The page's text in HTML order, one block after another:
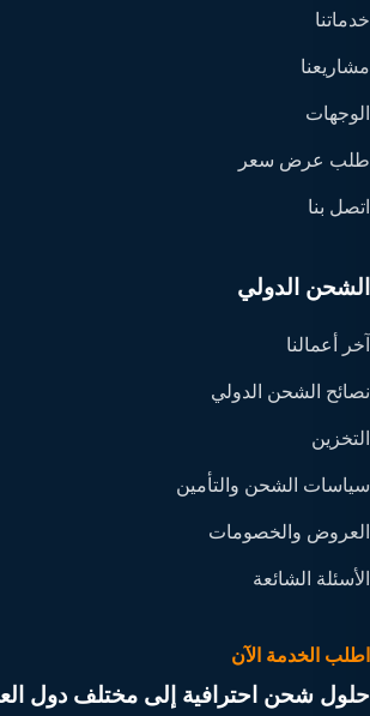
خدماتنا
مشاريعنا
الوجهات
طلب عرض سعر
اتصل بنا
الشحن الدولي
آخر أعمالنا
نصائح الشحن الدولي
التخزين
سياسات الشحن والتأمين
العروض والخصومات
الأسئلة الشائعة
اطلب الخدمة الآن
حلول شحن احترافية إلى مختلف دول